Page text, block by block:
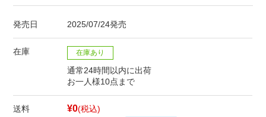
発売日 2025/07/24発売
在庫 在庫あり
通常24時間以内に出荷
お一人様10点まで
送料 ¥0(税込)